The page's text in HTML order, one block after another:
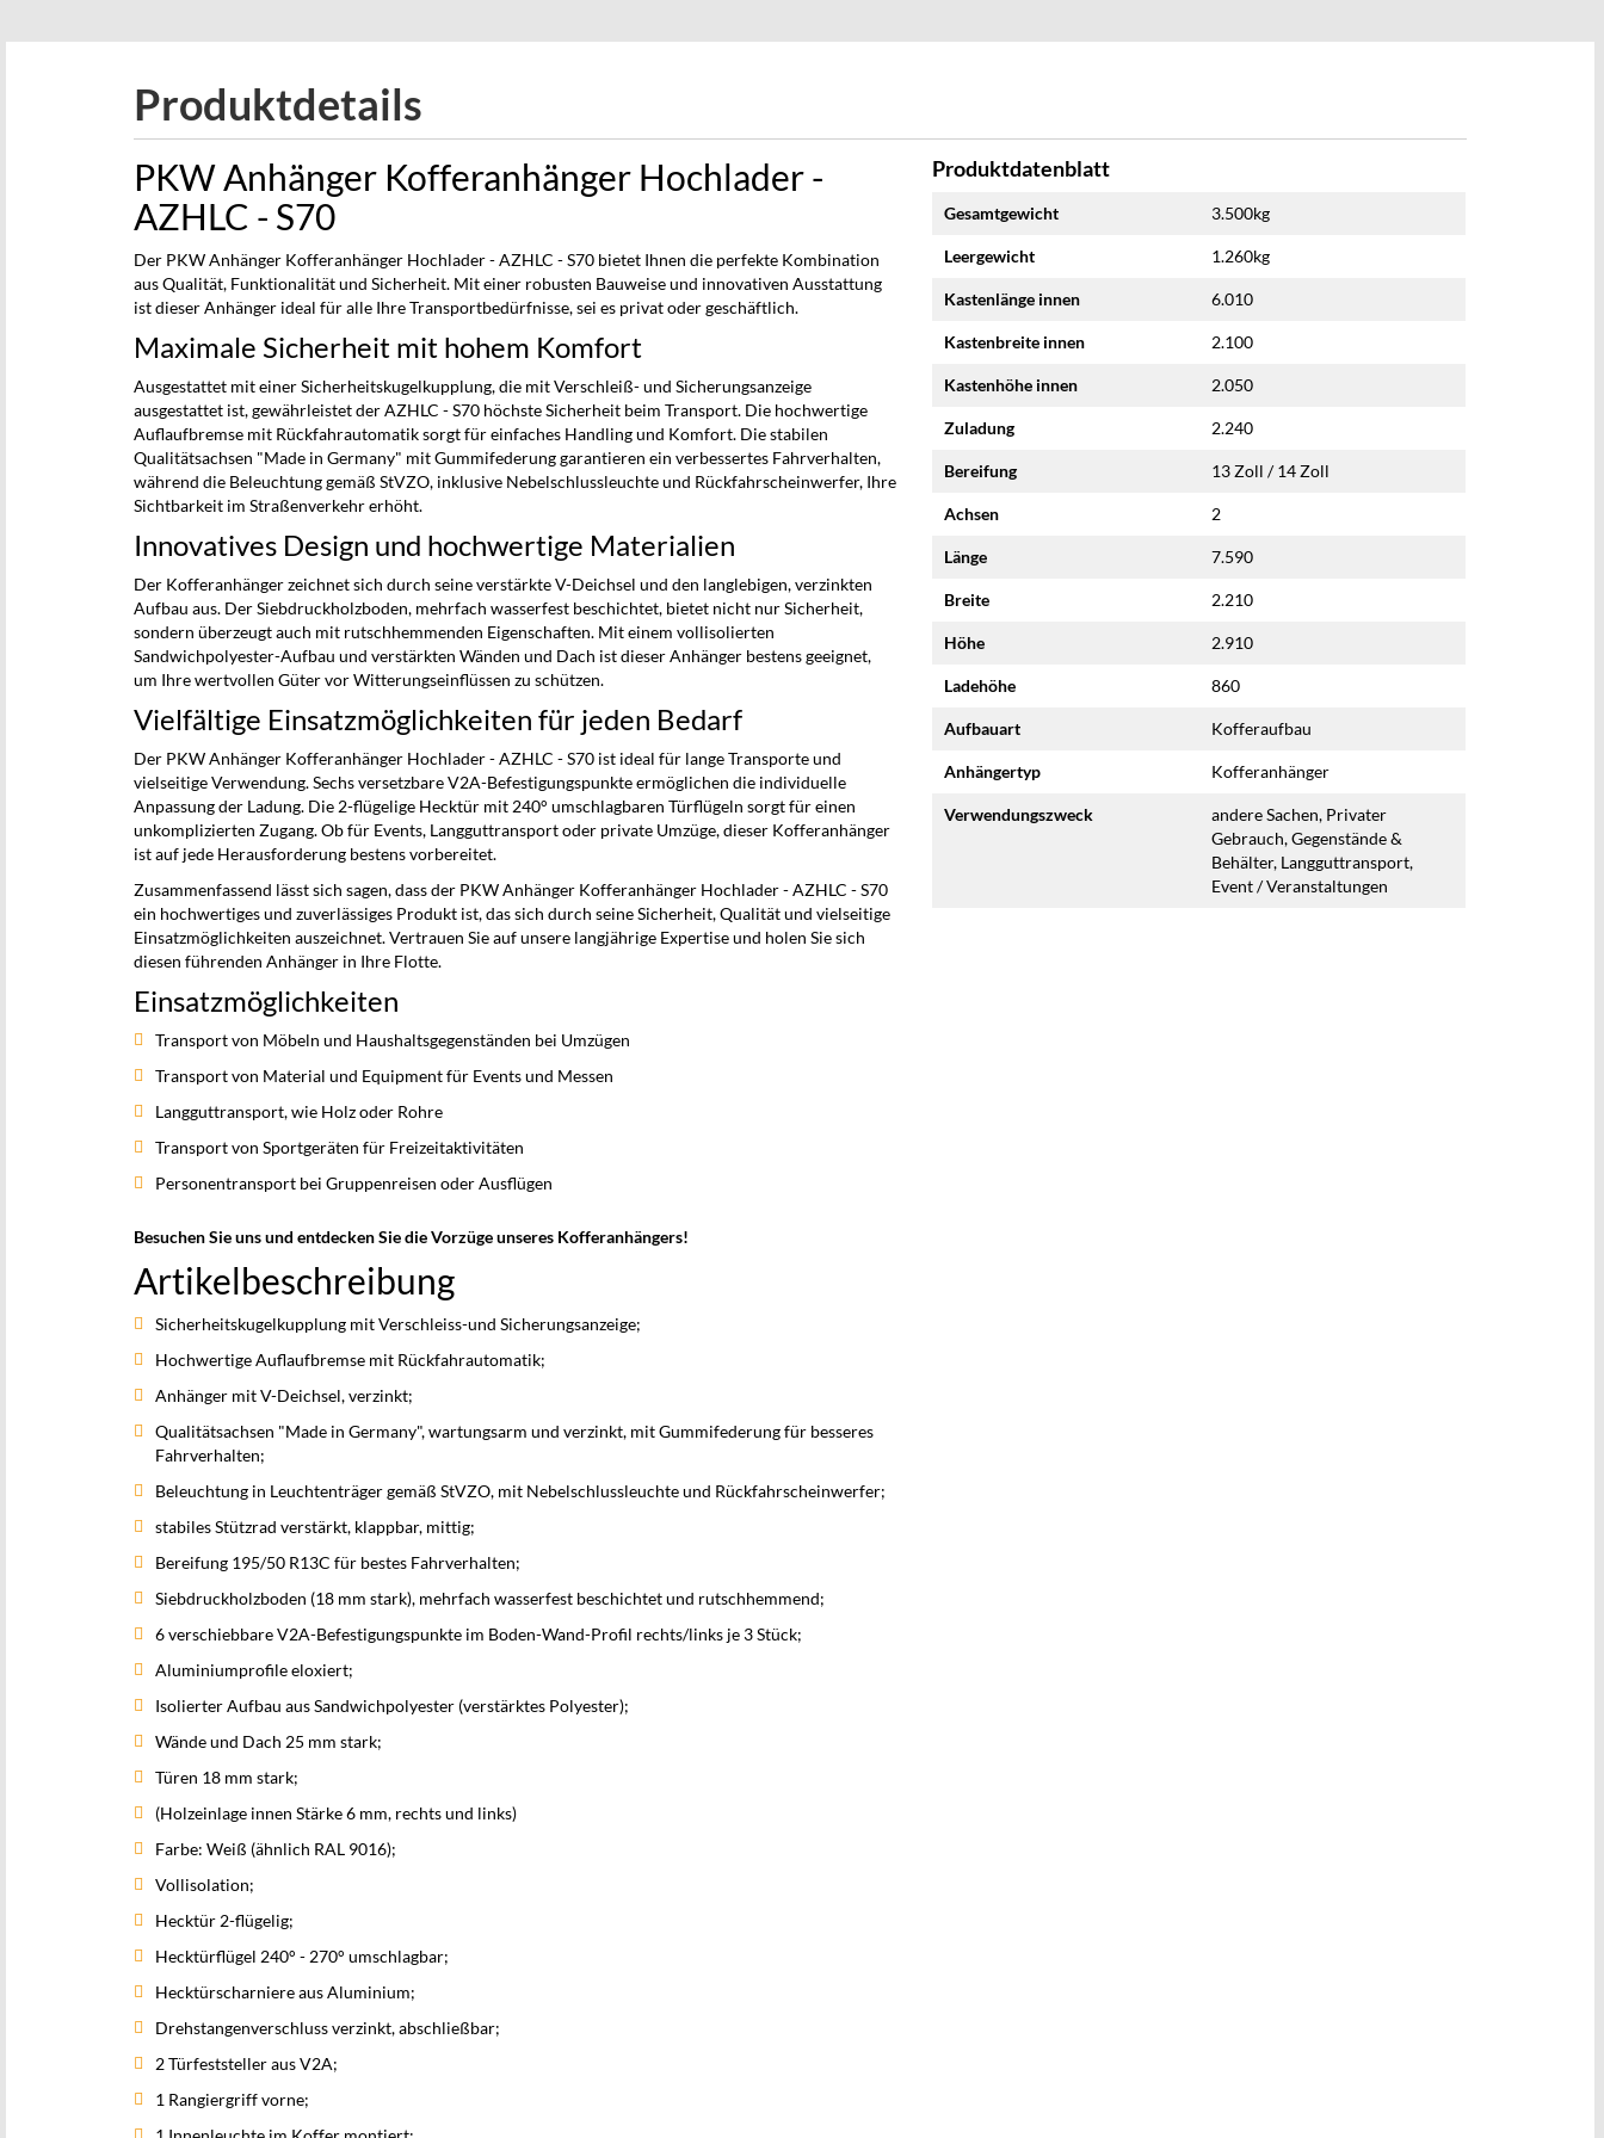
of
images
gallery
Produktdetails
PKW Anhänger Kofferanhänger Hochlader -
AZHLC - S70
Der PKW Anhänger Kofferanhänger Hochlader - AZHLC - S70 bietet Ihnen die perfekte Kombination
aus Qualität, Funktionalität und Sicherheit. Mit einer robusten Bauweise und innovativen Ausstattung
ist dieser Anhänger ideal für alle Ihre Transportbedürfnisse, sei es privat oder geschäftlich.
Maximale Sicherheit mit hohem Komfort
Ausgestattet mit einer Sicherheitskugelkupplung, die mit Verschleiß- und Sicherungsanzeige
ausgestattet ist, gewährleistet der AZHLC - S70 höchste Sicherheit beim Transport. Die hochwertige
Auflaufbremse mit Rückfahrautomatik sorgt für einfaches Handling und Komfort. Die stabilen
Qualitätsachsen "Made in Germany" mit Gummifederung garantieren ein verbessertes Fahrverhalten,
während die Beleuchtung gemäß StVZO, inklusive Nebelschlussleuchte und Rückfahrscheinwerfer, Ihre
Sichtbarkeit im Straßenverkehr erhöht.
Innovatives Design und hochwertige Materialien
Der Kofferanhänger zeichnet sich durch seine verstärkte V-Deichsel und den langlebigen, verzinkten
Aufbau aus. Der Siebdruckholzboden, mehrfach wasserfest beschichtet, bietet nicht nur Sicherheit,
sondern überzeugt auch mit rutschhemmenden Eigenschaften. Mit einem vollisolierten
Sandwichpolyester-Aufbau und verstärkten Wänden und Dach ist dieser Anhänger bestens geeignet,
um Ihre wertvollen Güter vor Witterungseinflüssen zu schützen.
Vielfältige Einsatzmöglichkeiten für jeden Bedarf
Der PKW Anhänger Kofferanhänger Hochlader - AZHLC - S70 ist ideal für lange Transporte und
vielseitige Verwendung. Sechs versetzbare V2A-Befestigungspunkte ermöglichen die individuelle
Anpassung der Ladung. Die 2-flügelige Hecktür mit 240° umschlagbaren Türflügeln sorgt für einen
unkomplizierten Zugang. Ob für Events, Langguttransport oder private Umzüge, dieser Kofferanhänger
ist auf jede Herausforderung bestens vorbereitet.
Zusammenfassend lässt sich sagen, dass der PKW Anhänger Kofferanhänger Hochlader - AZHLC - S70
ein hochwertiges und zuverlässiges Produkt ist, das sich durch seine Sicherheit, Qualität und vielseitige
Einsatzmöglichkeiten auszeichnet. Vertrauen Sie auf unsere langjährige Expertise und holen Sie sich
diesen führenden Anhänger in Ihre Flotte.
Einsatzmöglichkeiten
Transport von Möbeln und Haushaltsgegenständen bei Umzügen
Transport von Material und Equipment für Events und Messen
Langguttransport, wie Holz oder Rohre
Transport von Sportgeräten für Freizeitaktivitäten
Personentransport bei Gruppenreisen oder Ausflügen
Besuchen Sie uns und entdecken Sie die Vorzüge unseres Kofferanhängers!
Artikelbeschreibung
Sicherheitskugelkupplung mit Verschleiss-und Sicherungsanzeige;
Hochwertige Auflaufbremse mit Rückfahrautomatik;
Anhänger mit V-Deichsel, verzinkt;
Qualitätsachsen "Made in Germany", wartungsarm und verzinkt, mit Gummifederung für besseres
Fahrverhalten;
Beleuchtung in Leuchtenträger gemäß StVZO, mit Nebelschlussleuchte und Rückfahrscheinwerfer;
stabiles Stützrad verstärkt, klappbar, mittig;
Bereifung 195/50 R13C für bestes Fahrverhalten;
Siebdruckholzboden (18 mm stark), mehrfach wasserfest beschichtet und rutschhemmend;
6 verschiebbare V2A-Befestigungspunkte im Boden-Wand-Profil rechts/links je 3 Stück;
Aluminiumprofile eloxiert;
Isolierter Aufbau aus Sandwichpolyester (verstärktes Polyester);
Wände und Dach 25 mm stark;
Türen 18 mm stark;
(Holzeinlage innen Stärke 6 mm, rechts und links)
Farbe: Weiß (ähnlich RAL 9016);
Vollisolation;
Hecktür 2-flügelig;
Hecktürflügel 240° - 270° umschlagbar;
Hecktürscharniere aus Aluminium;
Drehstangenverschluss verzinkt, abschließbar;
2 Türfeststeller aus V2A;
1 Rangiergriff vorne;
Produktdatenblatt
Informationen
Gesamtgewicht 3.500kg
Leergewicht 1.260kg
Kastenlänge innen 6.010
Kastenbreite innen 2.100
Kastenhöhe innen 2.050
Zuladung 2.240
Bereifung 13 Zoll / 14 Zoll
Achsen 2
Länge 7.590
Breite 2.210
Höhe 2.910
Ladehöhe 860
Aufbauart Kofferaufbau
Anhängertyp Kofferanhänger
Verwendungszweck
andere Sachen, Privater
Gebrauch, Gegenstände &
Behälter, Langguttransport,
Event / Veranstaltungen